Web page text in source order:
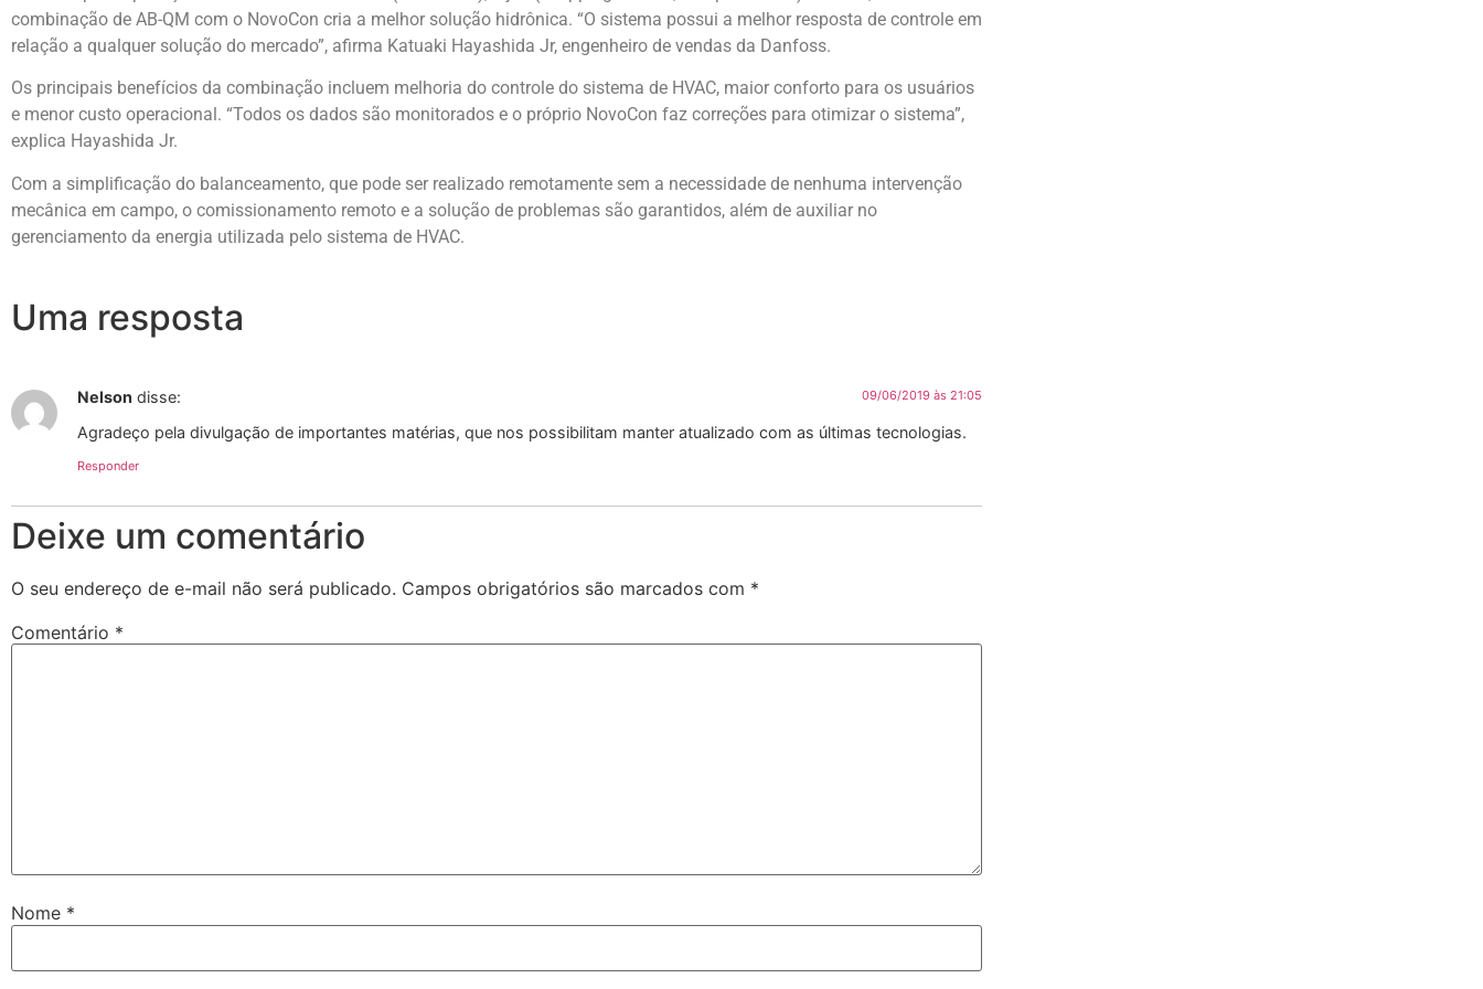
combinação de AB-QM com o NovoCon cria a melhor solução hidrônica. “O sistema possui a melhor resposta de controle em
relação a qualquer solução do mercado”, afirma Katuaki Hayashida Jr, engenheiro de vendas da Danfoss.
Os principais benefícios da combinação incluem melhoria do controle do sistema de HVAC, maior conforto para os usuários
e menor custo operacional. “Todos os dados são monitorados e o próprio NovoCon faz correções para otimizar o sistema”,
explica Hayashida Jr.
Com a simplificação do balanceamento, que pode ser realizado remotamente sem a necessidade de nenhuma intervenção
mecânica em campo, o comissionamento remoto e a solução de problemas são garantidos, além de auxiliar no
gerenciamento da energia utilizada pelo sistema de HVAC.
Uma resposta
Nelson disse: 09/06/2019 às 21:05
Agradeço pela divulgação de importantes matérias, que nos possibilitam manter atualizado com as últimas tecnologias.
Responder
Deixe um comentário
O seu endereço de e-mail não será publicado. Campos obrigatórios são marcados com *
Comentário *
Nome *